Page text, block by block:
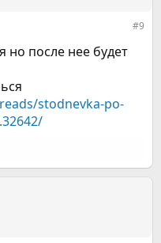
#9
но после нее будет
stodnevka-po-